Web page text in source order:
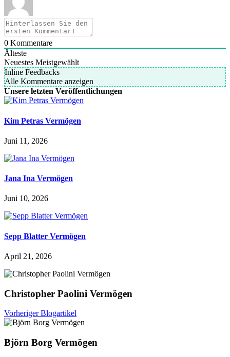
0 Kommentare
Älteste
Neuestes Meistgewählt
Inline Feedbacks
Alle Kommentare anzeigen
Unsere letzten Veröffentlichungen
Kim Petras Vermögen
Juni 11, 2026
Jana Ina Vermögen
Juni 10, 2026
Sepp Blatter Vermögen
April 21, 2026
Christopher Paolini Vermögen
Vorheriger Blogartikel
Björn Borg Vermögen